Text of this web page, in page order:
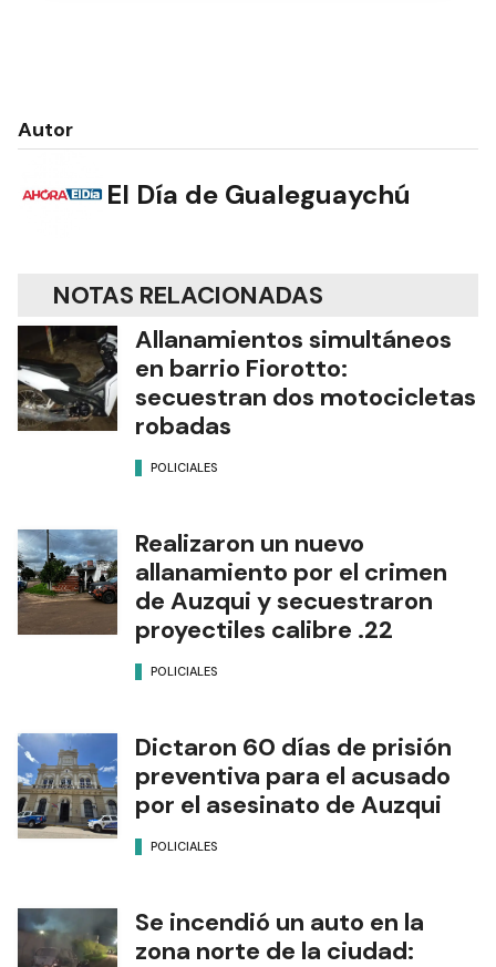
Autor
El Día de Gualeguaychú
NOTAS RELACIONADAS
Allanamientos simultáneos
en barrio Fiorotto:
secuestran dos motocicletas
robadas
POLICIALES
Realizaron un nuevo
allanamiento por el crimen
de Auzqui y secuestraron
proyectiles calibre .22
POLICIALES
Dictaron 60 días de prisión
preventiva para el acusado
por el asesinato de Auzqui
POLICIALES
Se incendió un auto en la
zona norte de la ciudad: